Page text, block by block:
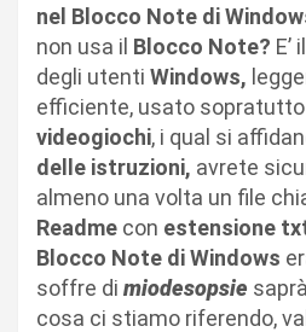
nel Blocco Note di
non usa il Blocco Note? E’ il
degli utenti Windows,
efficiente, usato sopratutto
videogiochi, i qual si
delle istruzioni, avrete
almeno una volta un file
Readme con estensione
Blocco Note di Windows
soffre di miodesopsie
cosa ci stiamo riferendo,